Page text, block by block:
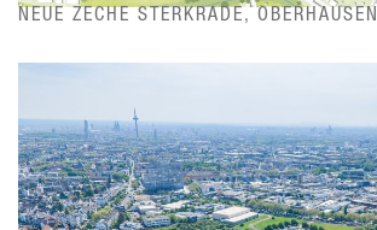
NEUE ZECHE STERKRADE, OBERHAUSEN